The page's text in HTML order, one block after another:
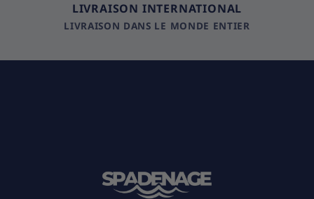
LIVRAISON INTERNATIONAL
LIVRAISON DANS LE MONDE ENTIER